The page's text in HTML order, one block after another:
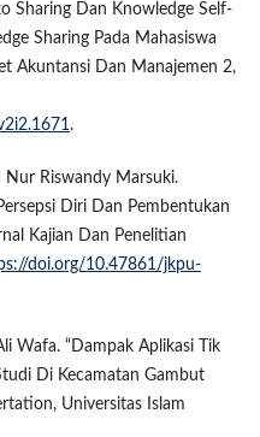
Sharing Dan Knowledge Self-
Sharing Pada Mahasiswa
Akuntansi Dan Manajemen 2,
.
Nur Riswandy Marsuki.
Diri Dan Pembentukan
Kajian Dan Penelitian
doi.org/10.47861/jkpu-
Wafa. “Dampak Aplikasi Tik
Di Kecamatan Gambut
Universitas Islam